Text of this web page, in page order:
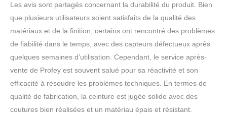
Les avis sont partagés concernant la durabilité du produit. Bien
que plusieurs utilisateurs soient satisfaits de la qualité des
matériaux et de la finition, certains ont rencontré des problèmes
de fiabilité dans le temps, avec des capteurs défectueux après
quelques semaines d’utilisation. Cependant, le service après-
vente de Profey est souvent salué pour sa réactivité et son
efficacité à résoudre les problèmes techniques. En termes de
qualité de fabrication, la ceinture est jugée solide avec des
coutures bien réalisées et un matériau épais et résistant.